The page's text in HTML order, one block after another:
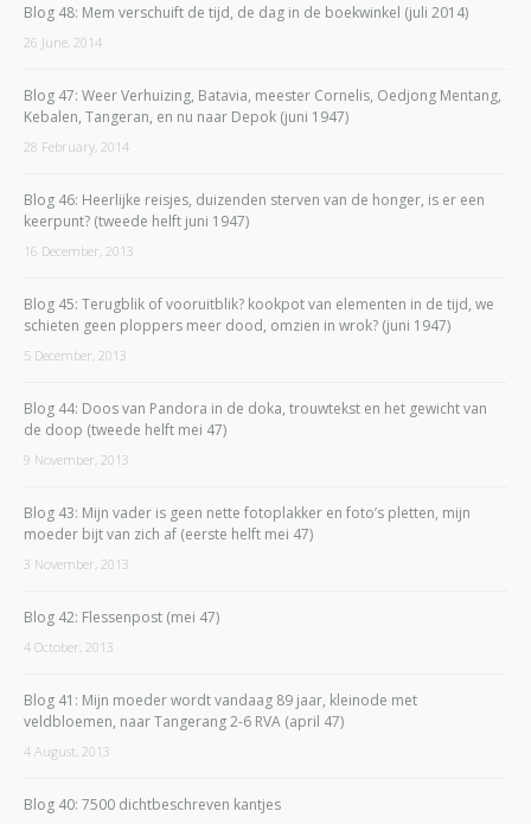
Blog 48: Mem verschuift de tijd, de dag in de boekwinkel (juli 2014)
26 June, 2014
Blog 47: Weer Verhuizing, Batavia, meester Cornelis, Oedjong Mentang,
Kebalen, Tangeran, en nu naar Depok (juni 1947)
28 February, 2014
Blog 46: Heerlijke reisjes, duizenden sterven van de honger, is er een
keerpunt? (tweede helft juni 1947)
16 December, 2013
Blog 45: Terugblik of vooruitblik? kookpot van elementen in de tijd, we
schieten geen ploppers meer dood, omzien in wrok? (juni 1947)
5 December, 2013
Blog 44: Doos van Pandora in de doka, trouwtekst en het gewicht van
de doop (tweede helft mei 47)
9 November, 2013
Blog 43: Mijn vader is geen nette fotoplakker en foto’s pletten, mijn
moeder bijt van zich af (eerste helft mei 47)
3 November, 2013
Blog 42: Flessenpost (mei 47)
4 October, 2013
Blog 41: Mijn moeder wordt vandaag 89 jaar, kleinode met
veldbloemen, naar Tangerang 2-6 RVA (april 47)
4 August, 2013
Blog 40: 7500 dichtbeschreven kantjes